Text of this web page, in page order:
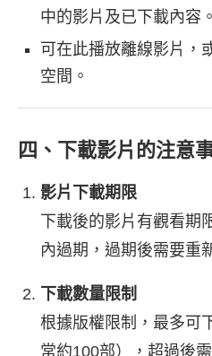
中的影片及已下載內容。
可在此播放離線影片，
空間。
四、下載影片的注意
影片下載期限
下載後的影片有觀看期
內過期，過期後需要重
下載數量限制
根據版權限制，最多可
常約100部），超過後